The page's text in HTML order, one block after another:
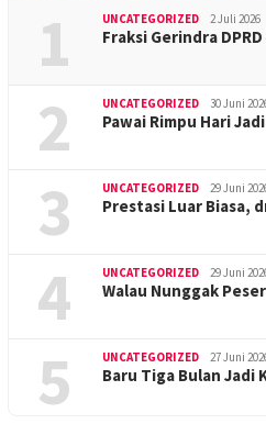
1 UNCATEGORIZED 2 Juli 2026
Fraksi Gerindra
2 UNCATEGORIZED 30 Juni
Pawai Rimpu Hari
3 UNCATEGORIZED 29 Juni
Prestasi Luar Biasa,
4 UNCATEGORIZED 29 Juni
Walau Nunggak
5 UNCATEGORIZED 27 Juni
Baru Tiga Bulan Jadi